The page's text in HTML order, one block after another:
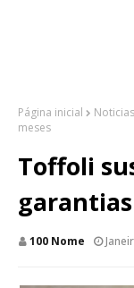
Página inicial Noticias
meses
Toffoli
100 Nome